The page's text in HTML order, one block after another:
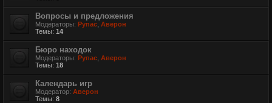
Вопросы и предложения
Модераторы: Рупас Аверон
Темы: 14
Бюро находок
Модераторы: Рупас Аверон
Темы: 18
Календарь игр
Модератор: Аверон
Темы: 8